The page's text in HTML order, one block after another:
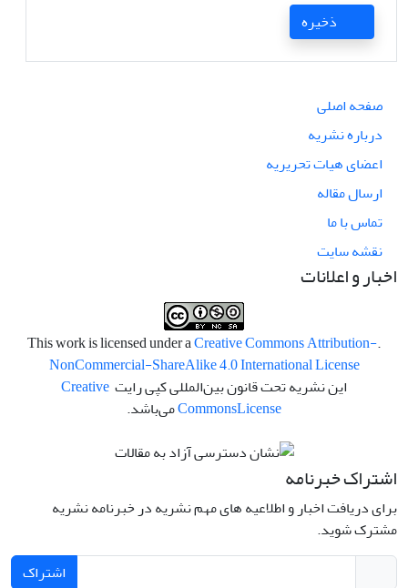
ذخیره
صفحه اصلی
درباره نشریه
اعضای هیات تحریریه
ارسال مقاله
تماس با ما
نقشه سایت
اخبار و اعلانات
.This work is licensed under a
Creative Commons Attribution-
NonCommercial-ShareAlike 4.0 International License
این نشریه تحت قانون بین‌المللی کپی رایت Creative
CommonsLicense می‌باشد.
اشتراک خبرنامه
برای دریافت اخبار و اطلاعیه های مهم نشریه در خبرنامه نشریه
مشترک شوید.
اشتراک